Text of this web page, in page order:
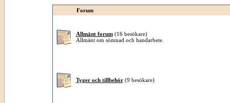
Forum
Allmänt forum (16 besökare)
Allmänt om sömnad och handarbete.
Tyger och tillbehör (9 besökare)